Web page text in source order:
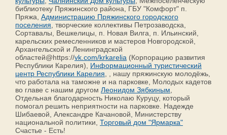
библиотеку Пряжинского района, ГБУ "Комфорт" п.
Пряжа, Администрацию Пряжинского городского
поселения , творческие коллективы Петрозаводска,
Сортавалы, Вешкелицы, п. Новая Вилга, п. Ильинский,
карельских ремесленников и мастеров Новгородской,
Архангельской и Ленинградской
областей@https://vk.com/krkarelia (Корпорацию развития
Республики Карелия), Информационный туристический
центр Республики Карелия , , нашу пряжинскую молодёжь,
что работала на таможне и на парковке, Молодых кадетов
во главе с нашим другом Леонидом Зябкиным
Отдельная благодарность Николаю Куруцу, который
помогал решить неприятности на парковке. Надежде
Шибаевой, Александре Качановой, Министерству
национальной политики, Торговый дом "Ярмарка"
Счастье - Есть!